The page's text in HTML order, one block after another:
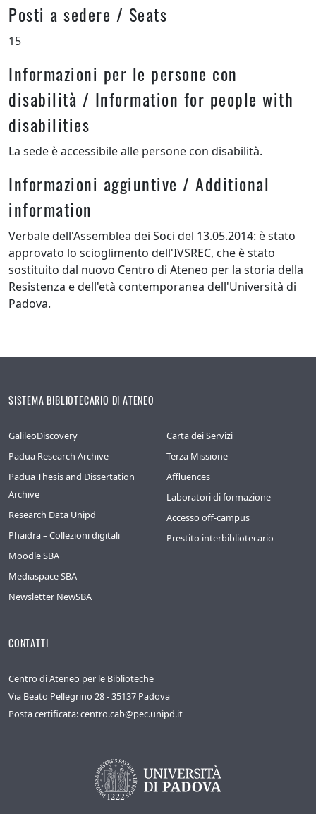
Posti a sedere / Seats
15
Informazioni per le persone con
disabilità / Information for people with
disabilities
La sede è accessibile alle persone con disabilità.
Informazioni aggiuntive / Additional
information
Verbale dell'Assemblea dei Soci del 13.05.2014: è stato
approvato lo scioglimento dell'IVSREC, che è stato
sostituito dal nuovo Centro di Ateneo per la storia della
Resistenza e dell'età contemporanea dell'Università di
Padova.
SISTEMA BIBLIOTECARIO DI ATENEO
GalileoDiscovery
Padua Research Archive
Padua Thesis and Dissertation
Archive
Research Data Unipd
Phaidra – Collezioni digitali
Moodle SBA
Mediaspace SBA
Newsletter NewSBA
Carta dei Servizi
Terza Missione
Affluences
Laboratori di formazione
Accesso off-campus
Prestito interbibliotecario
CONTATTI
Centro di Ateneo per le Biblioteche
Via Beato Pellegrino 28 - 35137 Padova
Posta certificata: centro.cab@pec.unipd.it